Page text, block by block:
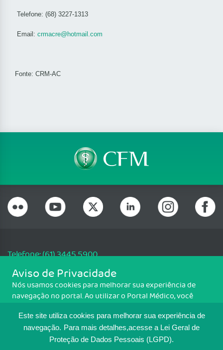
Este site utiliza cookies para melhorar sua experiência de
navegação. Para mais detalhes,acesse a Lei Geral de
Proteção de Dados Pessoais (LGPD).
Telefone: (68) 3227-1313
Email: crmacre@hotmail.com
Fonte: CRM-AC
Telefone: (61) 3445 5900
Email: cfm@portalmedico.org.br
SGAS 616, Conjunto D, Lote 115, L2 Sul, Brasília/DF - CEP: 70200-760 -
CNPJ: 33.583.550/0001-30
MAPA DO SITE
Aviso de Privacidade
Nós usamos cookies para melhorar sua experiência de
navegação no portal. Ao utilizar o Portal Médico, você
Para ter mais informações sobre como isso é feito, acesse
Política de cookies. Se você concorda, clique em ACEITO.